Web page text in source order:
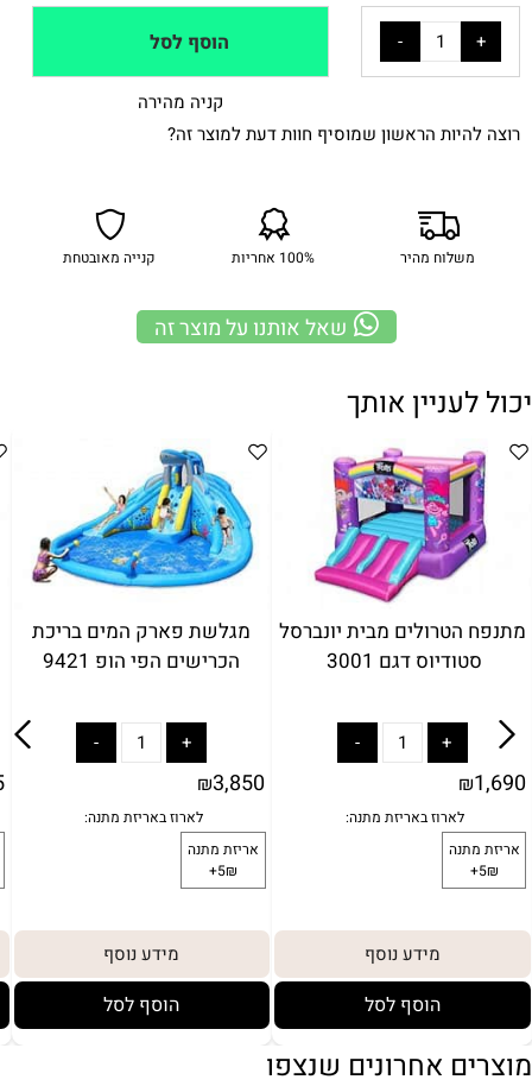
הוסף לסל
קניה מהירה
רוצה להיות הראשון שמוסיף חוות דעת למוצר זה?
משלוח מהיר 100% אחריות קנייה מאובטחת
שאל אותנו על מוצר זה
יכול לעניין אותך
מגלשת פארק המים בריכת
הכרישים הפי הופ 9421
₪3,850
מידע נוסף
הוסף לסל
מתנפח הטרולים מבית יונברסל
סטודיוס דגם 3001
₪1,690
מידע נוסף
הוסף לסל
מוצרים אחרונים שנצפו